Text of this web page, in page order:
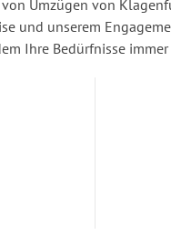
Umzügen von
und unserem
Ihre Bedürfnisse